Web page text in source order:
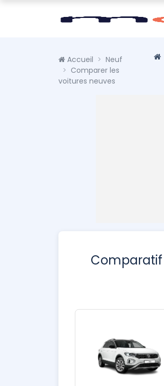
Accueil
Neuf
Comparer les
voitures neuves
Comparatif